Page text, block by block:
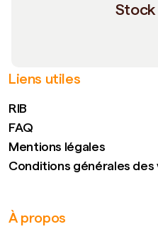
Liens utiles
RIB
FAQ
Mentions légales
Conditions générales des
À propos